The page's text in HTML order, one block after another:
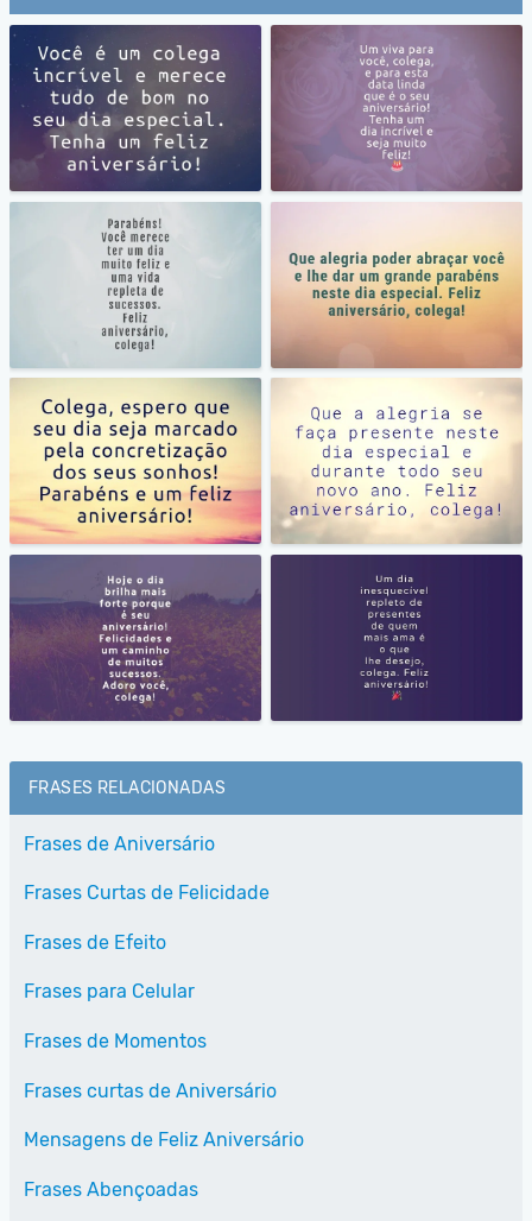
FRASES RELACIONADAS
Frases de Aniversário
Frases Curtas de Felicidade
Frases de Efeito
Frases para Celular
Frases de Momentos
Frases curtas de Aniversário
Mensagens de Feliz Aniversário
Frases Abençoadas